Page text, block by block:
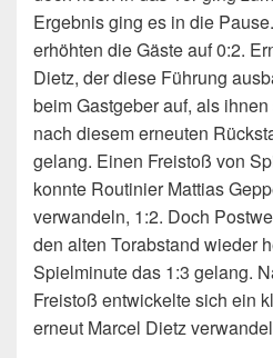
Ergebnis ging es in die
erhöhten die Gäste auf 0:2.
Dietz, der diese Führung
beim Gastgeber auf, als
nach diesem erneuten
gelang. Einen Freistoß von
konnte Routinier Mattias
verwandeln, 1:2. Doch
den alten Torabstand wieder
Spielminute das 1:3 gelang.
Freistoß entwickelte sich ein
erneut Marcel Dietz